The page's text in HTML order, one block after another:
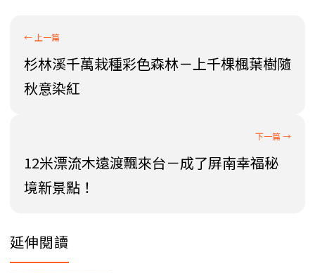
杉林溪千萬栽種彩色森林－上千棵楓葉樹隨
秋意染紅
12米漂流木遠渡飄來台－成了屏南幸福秘
境新景點！
延伸閱讀